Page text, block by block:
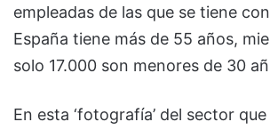
empleadas de las que se tiene
España tiene más de 55 años,
solo 17.000 son menores de 30
En esta ‘fotografía’ del sector